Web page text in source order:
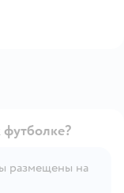
футболке?
размещены на